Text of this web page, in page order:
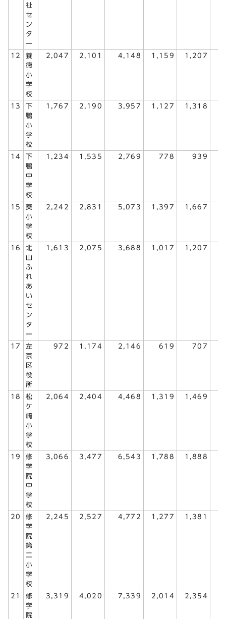
祉
セ
ン
タ
ー
12
養
徳
小
学
校
2,047 2,101 4,148 1,159 1,207
13
下
鴨
小
学
校
1,767 2,190 3,957 1,127 1,318
14
下
鴨
中
学
校
1,234 1,535 2,769 778 939
15
葵
小
学
校
2,242 2,831 5,073 1,397 1,667
16
北
山
ふ
れ
あ
い
セ
ン
タ
ー
1,613 2,075 3,688 1,017 1,207
17
左
京
区
役
所
972 1,174 2,146 619 707
18
松
ケ
崎
小
学
校
2,064 2,404 4,468 1,319 1,469
19
修
学
院
中
学
校
3,066 3,477 6,543 1,788 1,888
20
修
学
院
第
二
小
学
校
2,245 2,527 4,772 1,277 1,381
21
修
学
院
3,319 4,020 7,339 2,014 2,354